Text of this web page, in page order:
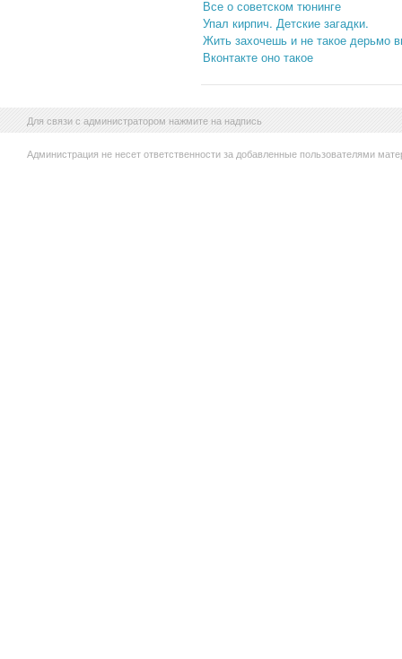
Все о советском тюнинге
Упал кирпич. Детские загадки.
Жить захочешь и не такое дерьмо
Вконтакте оно такое
Для связи с администратором нажмите на надпись
Администрация не несет ответственности за добавленные пользователями